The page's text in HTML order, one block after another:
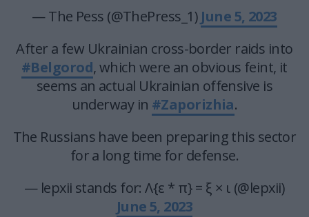
— The Pess (@ThePress_1) June 5, 2023
After a few Ukrainian cross-border raids into
#Belgorod, which were an obvious feint, it
seems an actual Ukrainian offensive is
underway in #Zaporizhia.
The Russians have been preparing this sector
for a long time for defense.
— lepxii stands for: Λ{ε * π} = ξ × ι (@lepxii)
June 5, 2023